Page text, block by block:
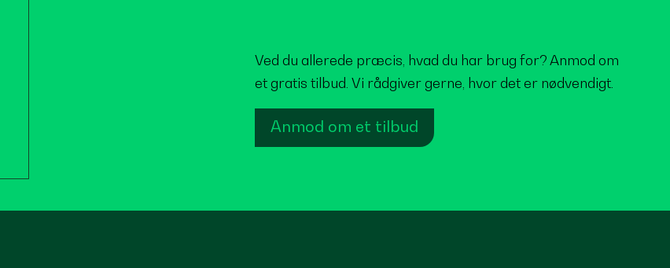
Ved du allerede præcis, hvad du har brug for? Anmod om
et gratis tilbud. Vi rådgiver gerne, hvor det er nødvendigt.
Anmod om et tilbud